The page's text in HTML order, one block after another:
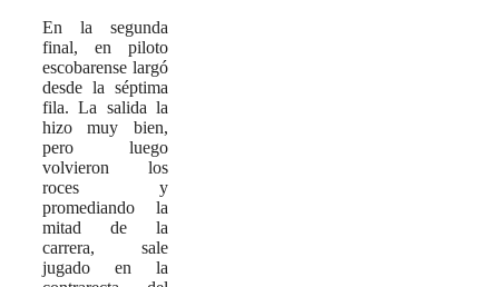
En la segunda
final, en piloto
escobarense largó
desde la séptima
fila. La salida la
hizo muy bien,
pero luego
volvieron los
roces y
promediando la
mitad de la
carrera, sale
jugado en la